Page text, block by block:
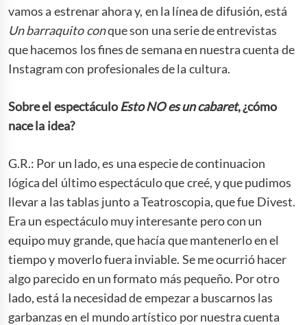
vamos a estrenar ahora y, en la línea de difusión, está
Un barraquito conque son una serie de entrevistas
que hacemos los fines de semana en nuestra cuenta de
Instagram con profesionales de la cultura.
Sobre el espectáculoEstoNO es un cabaret, ¿cómo
nace la idea?
G.R.: Por un lado, es una especie de continuacion
lógica del último espectáculo que creé, y que pudimos
llevar a las tablas junto a Teatroscopia, que fue Divest.
Era un espectáculo muy interesante pero con un
equipo muy grande, que hacía que mantenerlo en el
tiempo y moverlo fuera inviable. Se me ocurrió hacer
algo parecido en un formato más pequeño. Por otro
lado, está la necesidad de empezar a buscarnos las
garbanzas en el mundo artístico por nuestra cuenta